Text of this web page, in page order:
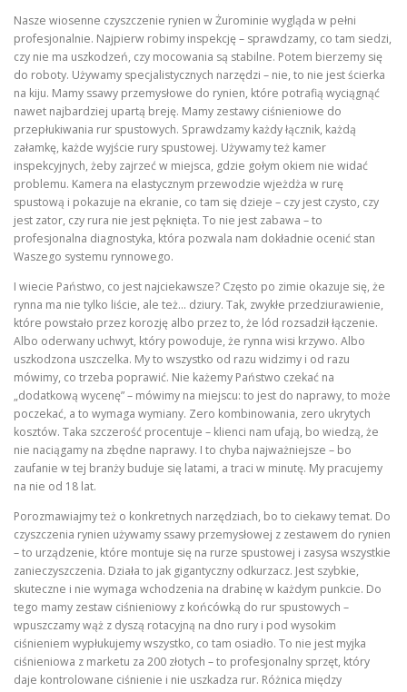
Nasze wiosenne czyszczenie rynien w Żurominie wygląda w pełni
profesjonalnie. Najpierw robimy inspekcję – sprawdzamy, co tam siedzi,
czy nie ma uszkodzeń, czy mocowania są stabilne. Potem bierzemy się
do roboty. Używamy specjalistycznych narzędzi – nie, to nie jest ścierka
na kiju. Mamy ssawy przemysłowe do rynien, które potrafią wyciągnąć
nawet najbardziej upartą breję. Mamy zestawy ciśnieniowe do
przepłukiwania rur spustowych. Sprawdzamy każdy łącznik, każdą
załamkę, każde wyjście rury spustowej. Używamy też kamer
inspekcyjnych, żeby zajrzeć w miejsca, gdzie gołym okiem nie widać
problemu. Kamera na elastycznym przewodzie wjeżdża w rurę
spustową i pokazuje na ekranie, co tam się dzieje – czy jest czysto, czy
jest zator, czy rura nie jest pęknięta. To nie jest zabawa – to
profesjonalna diagnostyka, która pozwala nam dokładnie ocenić stan
Waszego systemu rynnowego.
I wiecie Państwo, co jest najciekawsze? Często po zimie okazuje się, że
rynna ma nie tylko liście, ale też… dziury. Tak, zwykłe przedziurawienie,
które powstało przez korozję albo przez to, że lód rozsadził łączenie.
Albo oderwany uchwyt, który powoduje, że rynna wisi krzywo. Albo
uszkodzona uszczelka. My to wszystko od razu widzimy i od razu
mówimy, co trzeba poprawić. Nie każemy Państwo czekać na
„dodatkową wycenę” – mówimy na miejscu: to jest do naprawy, to może
poczekać, a to wymaga wymiany. Zero kombinowania, zero ukrytych
kosztów. Taka szczerość procentuje – klienci nam ufają, bo wiedzą, że
nie naciągamy na zbędne naprawy. I to chyba najważniejsze – bo
zaufanie w tej branży buduje się latami, a traci w minutę. My pracujemy
na nie od 18 lat.
Porozmawiajmy też o konkretnych narzędziach, bo to ciekawy temat. Do
czyszczenia rynien używamy ssawy przemysłowej z zestawem do rynien
– to urządzenie, które montuje się na rurze spustowej i zasysa wszystkie
zanieczyszczenia. Działa to jak gigantyczny odkurzacz. Jest szybkie,
skuteczne i nie wymaga wchodzenia na drabinę w każdym punkcie. Do
tego mamy zestaw ciśnieniowy z końcówką do rur spustowych –
wpuszczamy wąż z dyszą rotacyjną na dno rury i pod wysokim
ciśnieniem wypłukujemy wszystko, co tam osiadło. To nie jest myjka
ciśnieniowa z marketu za 200 złotych – to profesjonalny sprzęt, który
daje kontrolowane ciśnienie i nie uszkadza rur. Różnica między